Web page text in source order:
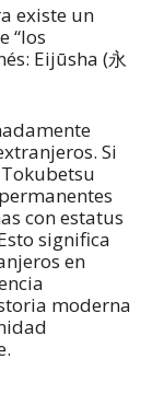
existe un
“los
Eijūsha (永
Si
con estatus
significa
en
moderna